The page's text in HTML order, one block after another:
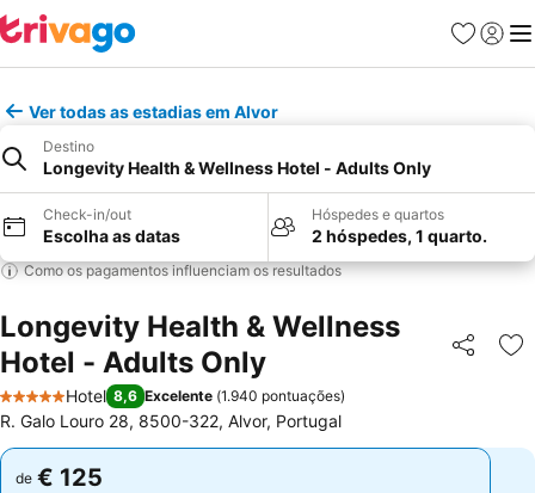
Favoritos
Iniciar
Ver todas as estadias em Alvor
Destino
Longevity Health & Wellness Hotel - Adults Only
Check-in/out
Escolha as datas
Hóspedes e quartos
2 hóspedes, 1 quarto.
Como os pagamentos influenciam os resultados
Longevity Health & Wellness
Hotel - Adults Only
Partilhar
5 Estrelas
Hotel 8,6 Excelente (1.940 pontuações)
R. Galo Louro 28, 8500-322, Alvor, Portugal
de € 125
de € 125